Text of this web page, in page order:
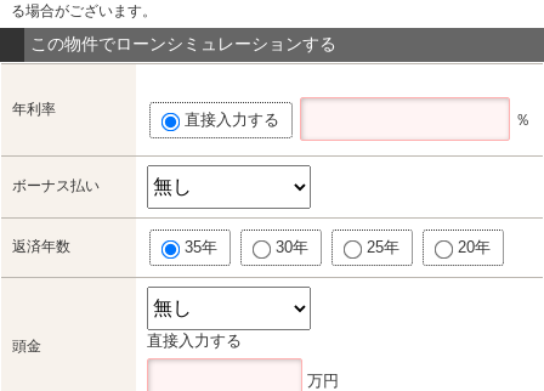
る場合がございます。
この物件でローンシミュレーションする
年利率
直接入力する ％
ボーナス払い
返済年数 35年 30年 25年 20年
頭金 直接入力する
万円